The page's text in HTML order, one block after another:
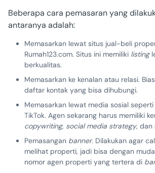
Beberapa cara pemasaran yang
antaranya adalah:
Memasarkan lewat situs jual-beli
Rumah123.com. Situs ini memiliki listing
berkualitas.
Memasarkan ke kenalan atau relasi.
daftar kontak yang bisa dihubungi.
Memasarkan lewat media sosial
TikTok. Agen sekarang harus memiliki
copywriting, social media strategy, dan
Pemasangan banner. Dilakukan agar
melihat properti, jadi bisa dengan
nomor agen properti yang tertera di